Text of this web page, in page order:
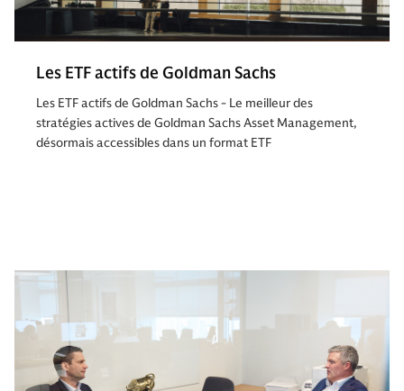
Les ETF actifs de Goldman Sachs
Les ETF actifs de Goldman Sachs - Le meilleur des
stratégies actives de Goldman Sachs Asset Management,
désormais accessibles dans un format ETF